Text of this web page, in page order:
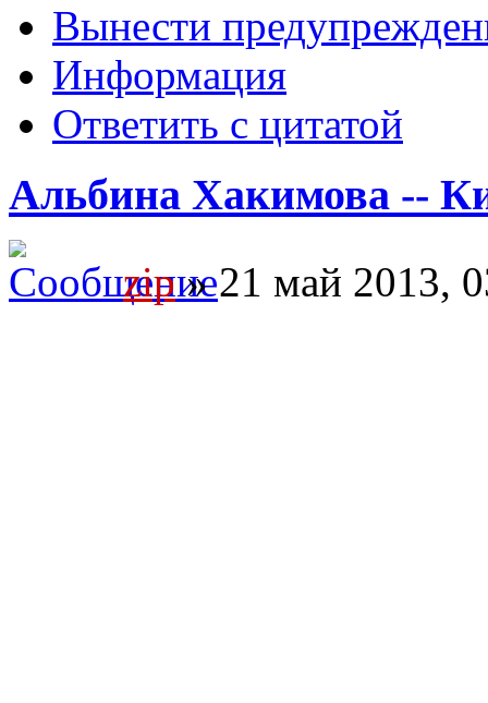
Вынести
Информация
Ответить с цитатой
Альбина Хакимова --
zip» 21 май 2013,